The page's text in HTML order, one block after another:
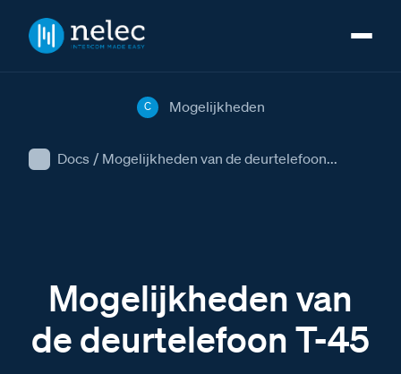
Docs / Mogelijkheden van de deurtelefoon...
C Mogelijkheden
Mogelijkheden van
de deurtelefoon T-45